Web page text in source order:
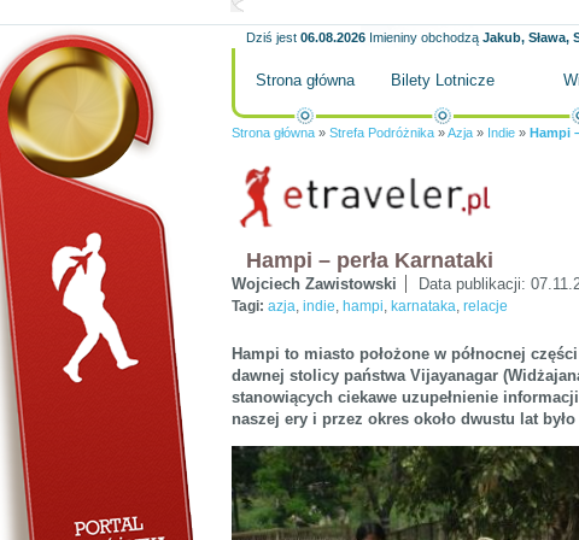
Dziś jest 06.08.2026 Imieniny obchodzą Jakub, Sława,
Strona główna Bilety Lotnicze
Strona główna » Strefa Podróżnika »Azja » Indie » Hampi
Hampi – perła Karnataki
Wojciech Zawistowski Data publikacji:
Tagi: azja, indie, hampi, karnataka, relacje
Hampi to miasto położone w północnej
dawnej stolicy państwa Vijayanagar
stanowiących ciekawe uzupełnienie
naszej ery i przez okres około dwustu lat